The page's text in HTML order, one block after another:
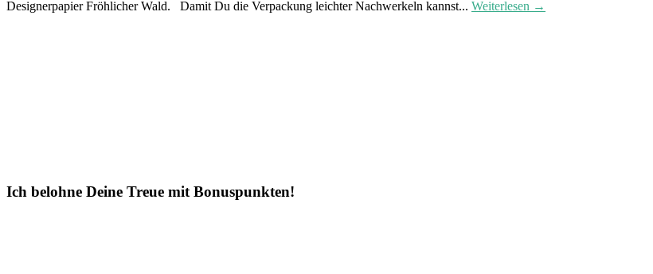
Designerpapier Fröhlicher Wald. Damit Du die Verpackung leichter Nachwerkeln kannst... Weiterlesen →
Ich belohne Deine Treue mit Bonuspunkten!